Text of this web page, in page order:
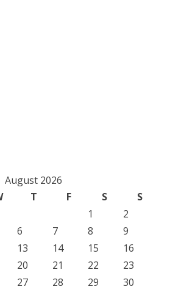
August 2026
T F S
S
1
2
6 7 8
9
13 14 15
16
20 21 22
23
27 28 29
30